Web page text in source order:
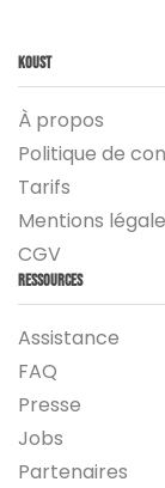
Koust
À propos
Politique de
Tarifs
Mentions
CGV
Ressources
Assistance
FAQ
Presse
Jobs
Partenaires